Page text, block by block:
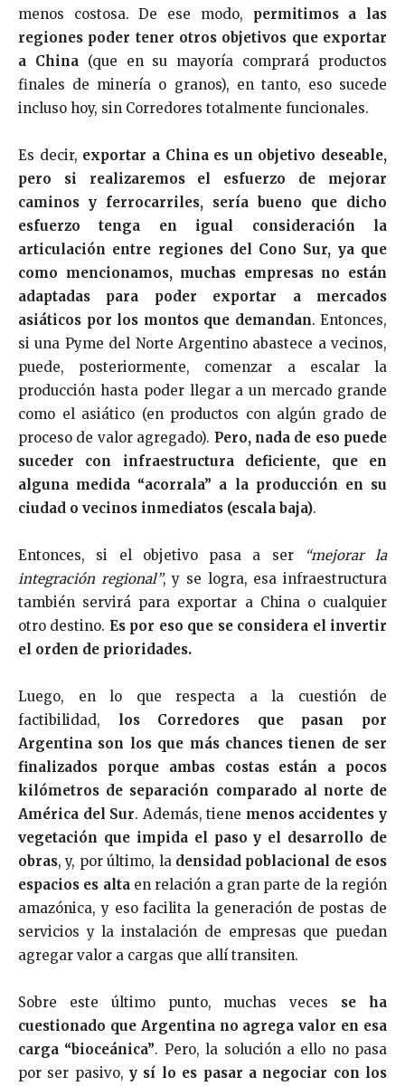
menos costosa. De ese modo, permitimos a las
regiones poder tener otros objetivos que exportar
a China(que en su mayoría comprará productos
finales de minería o granos), en tanto, eso sucede
incluso hoy, sin Corredores totalmente funcionales.
Es decir, exportar a China es un objetivo deseable,
pero si realizaremos el esfuerzo de mejorar
caminos y ferrocarriles, sería bueno que dicho
esfuerzo tenga en igual consideración la
articulación entre regiones del Cono Sur, ya que
como mencionamos, muchas empresas no están
adaptadas para poder exportar a mercados
asiáticos por los montos que demandan. Entonces,
si una Pyme del Norte Argentino abastece a vecinos,
puede, posteriormente, comenzar a escalar la
producción hasta poder llegar a un mercado grande
como el asiático (en productos con algún grado de
proceso de valor agregado). Pero, nada de eso puede
suceder con infraestructura deficiente, que en
alguna medida “acorrala” a la producción en su
ciudad o vecinos inmediatos (escala baja).
Entonces, si el objetivo pasa a ser
“mejorar la
integración regional”, y se logra, esa infraestructura
también servirá para exportar a China o cualquier
otro destino. Es por eso que se considera el invertir
el orden de prioridades.
Luego, en lo que respecta a la cuestión de
factibilidad, los Corredores que pasan por
Argentina son los que más chances tienen de ser
finalizados porque ambas costas están a pocos
kilómetros de separación comparado al norte de
América del Sur. Además, tiene menos accidentes y
vegetación que impida el paso y el desarrollo de
obras, y, por último, la densidad poblacional de esos
espacios es altaen relación a gran parte de la región
amazónica, y eso facilita la generación de postas de
servicios y la instalación de empresas que puedan
agregar valor a cargas que allí transiten.
Sobre este último punto, muchas veces se ha
cuestionado que Argentina no agrega valor en esa
carga “bioceánica”. Pero, la solución a ello no pasa
por ser pasivo,y sí lo es pasar a negociar con los